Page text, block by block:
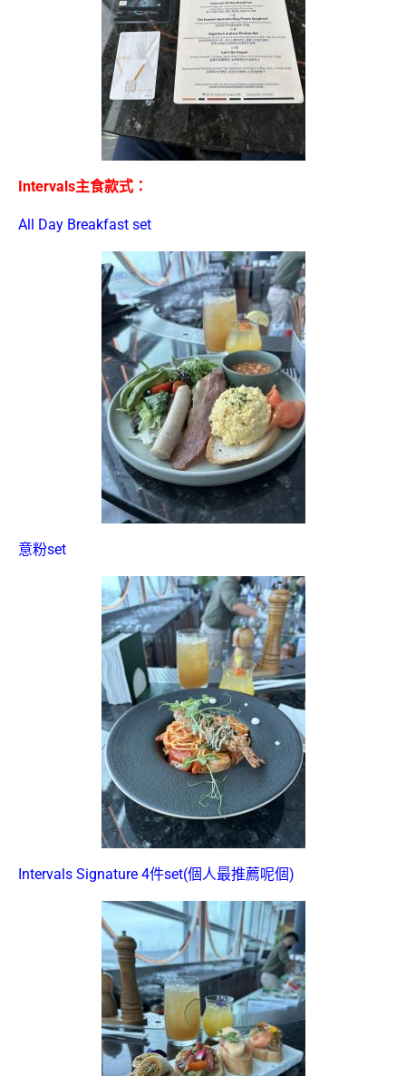
Intervals主食款式：
All Day Breakfast set
意粉set
Intervals Signature 4件set(個人最推薦呢個)